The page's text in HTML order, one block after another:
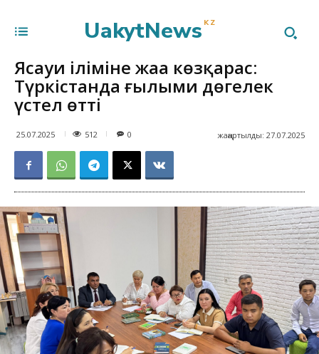
UakytNews KZ
Ясауи іліміне жаңа көзқарас:
Түркістанда ғылыми дөңгелек
үстел өтті
25.07.2025 512 жаңартылды: 27.07.2025
0